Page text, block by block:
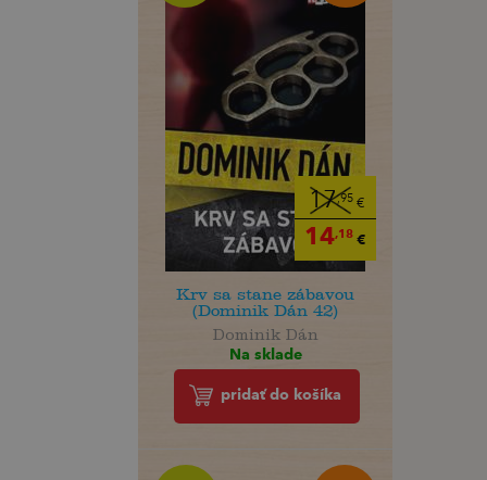
17,95€
14,18€
Krv sa stane zábavou
(Dominik Dán 42)
Dominik Dán
Na sklade
pridať do košíka